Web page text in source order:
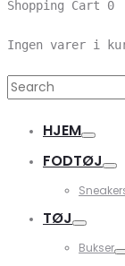
Shopping Cart 0
Ingen varer i
Search
HJEM
FODTØJ
TØJ
Bukser